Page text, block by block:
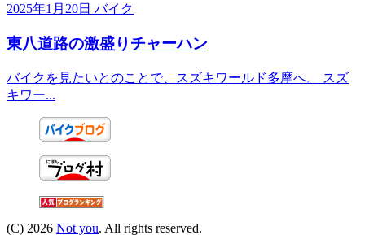
2025年1月20日 バイク
東八道路の激盛りチャーハン
バイクを見たいとのことで、スズキワールド多摩へ。 スズ
キワー...
(C) 2026 Not you. All rights reserved.